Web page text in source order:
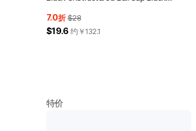
7.0折 $28
$19.6 约￥132.1
特价